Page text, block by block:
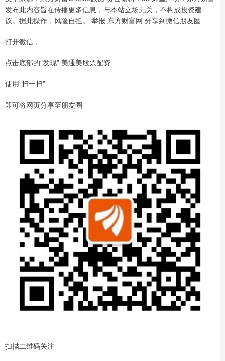
发布此内容旨在传播更多信息，与本站立场无关，不构成投资建
议。据此操作，风险自担。 举报 东方财富网 分享到微信朋友圈
打开微信，
点击底部的“发现” 美通美股票配资
使用“扫一扫”
即可将网页分享至朋友圈
扫描二维码关注